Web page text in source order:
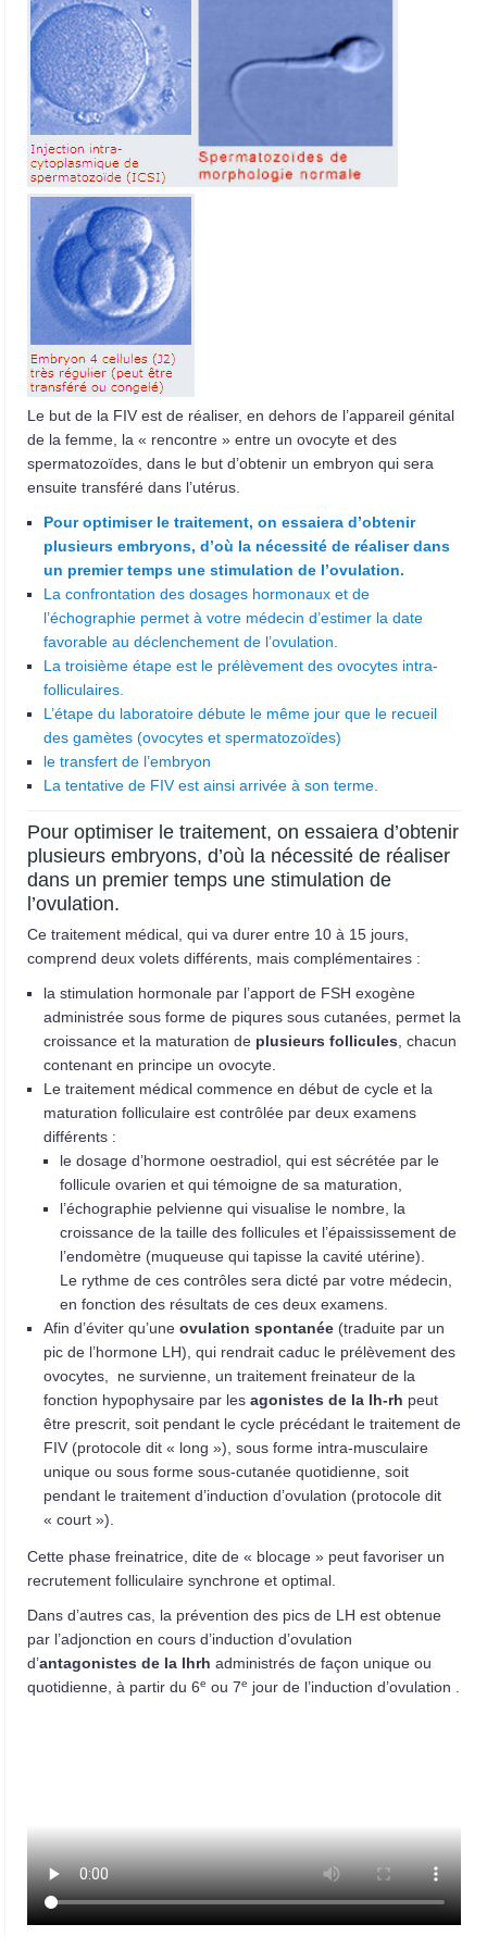
Le but de la FIV est de réaliser, en dehors de l’appareil génital
de la femme, la « rencontre » entre un ovocyte et des
spermatozoïdes, dans le but d’obtenir un embryon qui sera
ensuite transféré dans l’utérus.
Pour optimiser le traitement, on essaiera d’obtenir
plusieurs embryons, d’où la nécessité de réaliser dans
un premier temps une stimulation de l’ovulation.
La confrontation des dosages hormonaux et de
l’échographie permet à votre médecin d’estimer la date
favorable au déclenchement de l’ovulation.
La troisième étape est le prélèvement des ovocytes intra-
folliculaires.
L’étape du laboratoire débute le même jour que le recueil
des gamètes (ovocytes et spermatozoïdes)
le transfert de l’embryon
La tentative de FIV est ainsi arrivée à son terme.
Pour optimiser le traitement, on essaiera d’obtenir
plusieurs embryons, d’où la nécessité de réaliser
dans un premier temps une stimulation de
l’ovulation.
Ce traitement médical, qui va durer entre 10 à 15 jours,
comprend deux volets différents, mais complémentaires :
la stimulation hormonale par l’apport de FSH exogène
administrée sous forme de piqures sous cutanées, permet la
croissance et la maturation de plusieurs follicules , chacun
contenant en principe un ovocyte.
Le traitement médical commence en début de cycle et la
maturation folliculaire est contrôlée par deux examens
différents :
le dosage d’hormone oestradiol, qui est sécrétée par le
follicule ovarien et qui témoigne de sa maturation,
l’échographie pelvienne qui visualise le nombre, la
croissance de la taille des follicules et l’épaississement de
l’endomètre (muqueuse qui tapisse la cavité utérine).
Le rythme de ces contrôles sera dicté par votre médecin,
en fonction des résultats de ces deux examens.
Afin d’éviter qu’uneovulation spontanée (traduite par un
pic de l’hormone LH), qui rendrait caduc le prélèvement des
ovocytes, ne survienne, un traitement freinateur de la
fonction hypophysaire par lesagonistes de la lh-rh peut
être prescrit, soit pendant le cycle précédant le traitement de
FIV (protocole dit « long »), sous forme intra-musculaire
unique ou sous forme sous-cutanée quotidienne, soit
pendant le traitement d’induction d’ovulation (protocole dit
« court »).
Cette phase freinatrice, dite de « blocage » peut favoriser un
recrutement folliculaire synchrone et optimal.
Dans d’autres cas, la prévention des pics de LH est obtenue
par l’adjonction en cours d’induction d’ovulation
d’antagonistes de la lhrh administrés de façon unique ou
quotidienne, à partir du 6e ou 7e jour de l’induction d’ovulation .